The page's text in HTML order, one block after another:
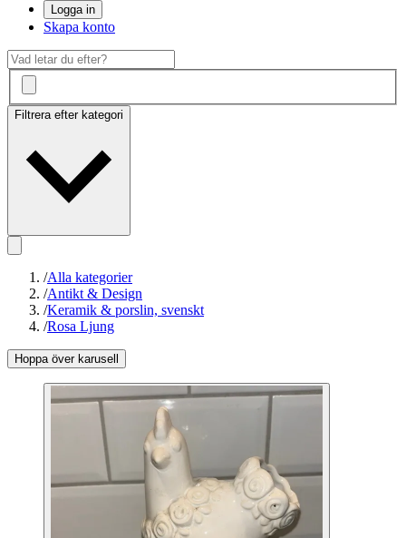
Logga in
Skapa konto
Filtrera efter kategori
/Alla kategorier
/Antikt & Design
/Keramik & porslin, svenskt
/Rosa Ljung
Hoppa över karusell